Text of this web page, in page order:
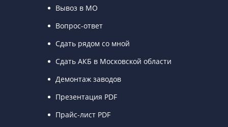
Вывоз в МО
Вопрос-ответ
Сдать рядом со мной
Сдать АКБ в Московской области
Демонтаж заводов
Презентация PDF
Прайс-лист PDF